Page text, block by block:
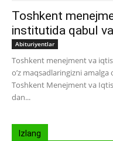
Toshkent
institutida qabul
Abituriyentlar
Toshkent menejment va
o’z maqsadlaringizni amalga
Toshkent Menejment va
dan...
Izlang